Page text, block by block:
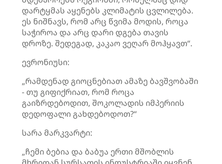
დარტყმას აყენებს კლიმატის ცვლილება.
ეს ნიშნავს, რომ არც წვიმა მოდის, როცა
საჭიროა და არც დარი დგება თავის
დროზე. შედეგად, კაკაო ვეღარ მოჰყავთ“.
ევრონიუსი:
„რამდენად გიოცნებიათ ამაზე ბავშვობაში
- თუ გიფიქრიათ, რომ როცა
გაიზრდებოდით, შოკოლადის იმპერიის
დედოფალი გახდებოდოთ?“
სარა მარკვარტი:
„ჩემი ბებია და ბაბუა ერთი მშობლის